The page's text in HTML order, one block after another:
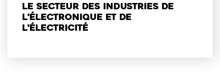
Le secteur des industries de
l'électronique et de
l'électricité